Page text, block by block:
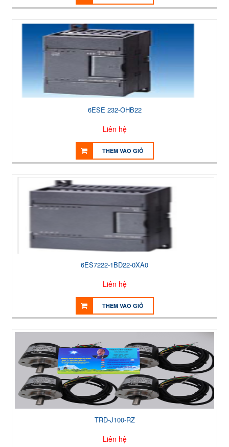
6ESE 232-OHB22
Liên hệ
THÊM VÀO GIỎ
6ES7222-1BD22-0XA0
Liên hệ
THÊM VÀO GIỎ
TRD-J100-RZ
Liên hệ